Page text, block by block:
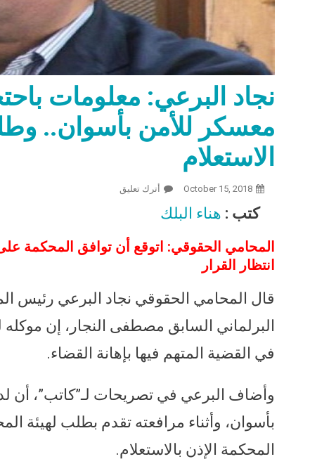
نجاد البرعي: معلومات
معسكر للأمن بأسوان..
الاستعلام
October 15, 2018 أترك تعليق
كتب : هناء البلك
المحامي الحقوقي: اتوقع أن توافق المحكمة
انتظار القرار
قال المحامي الحقوقي نجاد البرعي رئيس
البرلماني السابق مصطفى النجار، إن موكله
في القضية المتهم فيها بإهانة القضاء.
وأضاف البرعي في تصريحات لـ”كاتب”، أن
بأسوان، وأثناء مرافعته تقدم بطلب لهيئة
المحكمة الإذن بالاستعلام.